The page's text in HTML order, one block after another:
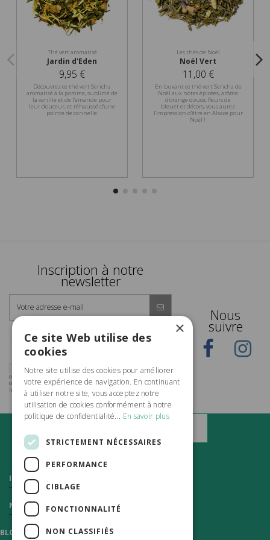
Thé vert aromatisé
Jardin d'Eden
9,95 €
Découvrez ce thé vert Sencha
aromatisé à la pomme, sublimé de
la vanille et de l'amande pour
leur douceur, et réhaussé d'une
pointe de cannelle.
Les thés de Noël
Noël Vert
11,00 €
En buvant ce thé vert Sencha de
Noël aux notes épicées, arôme
d’orange douce, fleurs de
bleuet et décors, vous aurez
l’impression d’être en Alsace pour
Noël !
Inscription à notre
newsletter
Seulement 1 ou 2 emails par mois, pas plus, pour vous
informer de nos offres et de notre actualité ! Et vous pouvez
vous désinscrire à tout moment à l'aide d'un lien en bas de
chaque email reçu.
J'accepte de recevoir les actualités et les offres
commerciales de Vert Citron par email et confirme avoir pris
connaissance de la politique de confidentialité et mentions
légales.
Nous
suivre
Informations
Nous contacter
BLOG
×
Ce site Web utilise des
cookies
Notre site utilise des cookies pour améliorer
votre expérience de navigation. En continuant
à utiliser notre site, vous acceptez notre
utilisation de cookies conformément à notre
politique de confidentialité... En savoir plus
STRICTEMENT NÉCESSAIRES
PERFORMANCE
CIBLAGE
FONCTIONNALITÉ
NON CLASSIFIÉS